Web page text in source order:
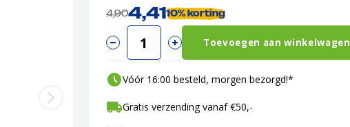
4,904,4110%korting
Toevoegen aan winkelwagen
Vóór 16:00 besteld, morgen bezorgd!*
Gratis verzending vanaf €50,-